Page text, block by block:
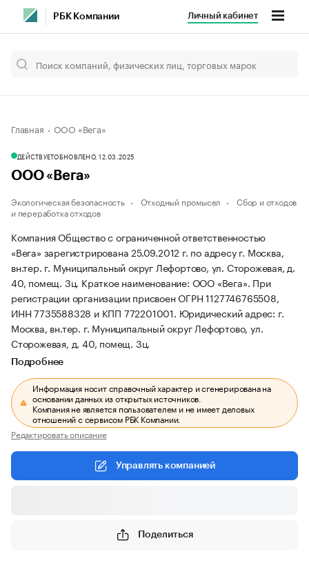
РБК Компании Личный кабинет
Главная ООО «Вега»
ДЕЙСТВУЕТОБНОВЛЕНО, 12.03.2025
ООО «Вега»
Экологическая безопасность Отходный промысел
Сбор и отходов
и переработка отходов
Компания Общество с ограниченной ответственностью
«Вега» зарегистрирована 25.09.2012 г. по адресу г. Москва,
вн.тер. г. Муниципальный округ Лефортово, ул. Сторожевая, д.
40, помещ. 3ц. Краткое наименование: ООО «Вега». При
регистрации организации присвоен ОГРН 1127746765508,
ИНН 7735588328 и КПП 772201001. Юридический адрес: г.
Москва, вн.тер. г. Муниципальный округ Лефортово, ул.
Сторожевая, д. 40, помещ. 3ц.
Подробнее
Информация носит справочный характер и сгенерирована на
основании данных из открытых источников.
Компания не является пользователем и не имеет деловых
отношений с сервисом РБК Компании.
Редактировать описание
Управлять компанией
Поделиться